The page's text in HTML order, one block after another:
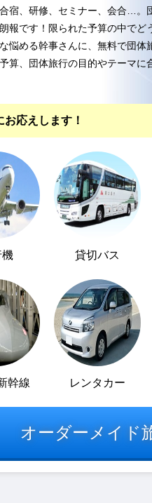
宿、研修、セミナー、会合…。
報です！限られた予算の中でど
悩める幹事さんに、無料で団体
算、団体旅行の目的やテーマに
応えします！
機 貸切バス
幹線 レンタカー
オーダーメイド